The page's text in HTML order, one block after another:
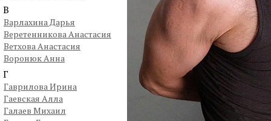
В
Варлахина Дарья
Веретенникова Анастасия
Ветхова Анастасия
Воронюк Анна
Г
Гаврилова Ирина
Гаевская Алла
Галаев Михаил